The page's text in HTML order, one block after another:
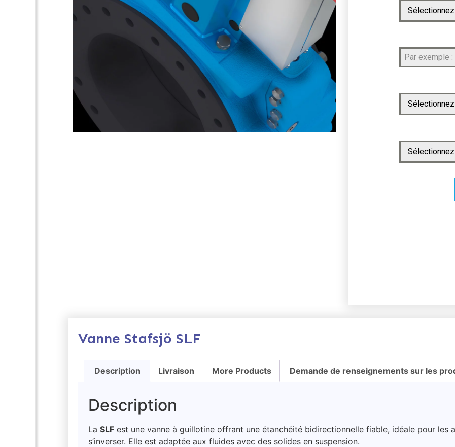
Vanne Stafsjö SLF
Description Livraison More Products Demande de renseignements sur les
Description
LaSLF est une vanne à guillotine offrant une étanchéité bidirectionnelle fiable, idéale pour les
s’inverser. Elle est adaptée aux fluides avec des solides en suspension.